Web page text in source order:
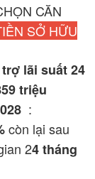
CĂN
SỞ HỮU
lãi suất 24
triệu
:
còn lại sau
24 tháng